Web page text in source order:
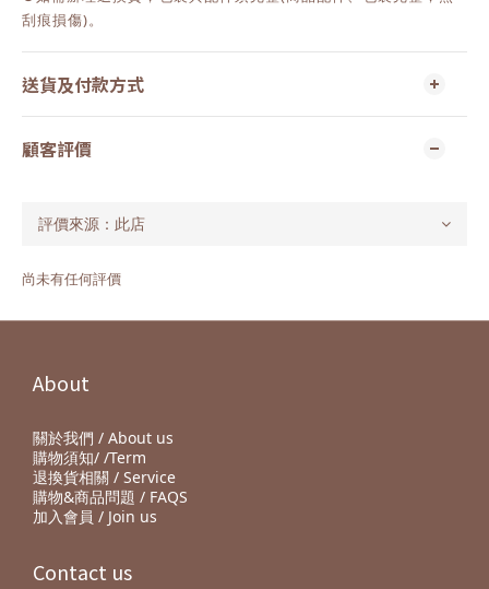
刮痕損傷)。
送貨及付款方式
顧客評價
尚未有任何評價
About
關於我們 / About us
購物須知/ /Term
退換貨相關 / Service
購物&商品問題 / FAQS
加入會員 / Join us
Contact us